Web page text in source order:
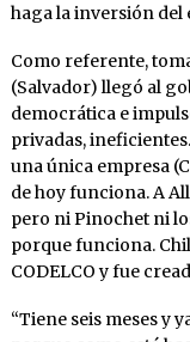
haga la inversión del
Como referente,
(Salvador) llegó al
democrática e
privadas,
una única empresa
de hoy funciona. A
pero ni Pinochet ni
porque funciona.
CODELCO y fue
“Tiene seis meses y